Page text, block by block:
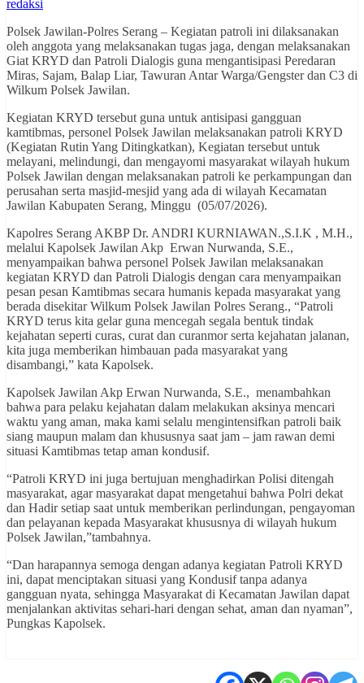
redaksi
Polsek Jawilan-Polres Serang – Kegiatan patroli ini dilaksanakan
oleh anggota yang melaksanakan tugas jaga, dengan melaksanakan
Giat KRYD dan Patroli Dialogis guna mengantisipasi Peredaran
Miras, Sajam, Balap Liar, Tawuran Antar Warga/Gengster dan C3 di
Wilkum Polsek Jawilan.
Kegiatan KRYD tersebut guna untuk antisipasi gangguan
kamtibmas, personel Polsek Jawilan melaksanakan patroli KRYD
(Kegiatan Rutin Yang Ditingkatkan), Kegiatan tersebut untuk
melayani, melindungi, dan mengayomi masyarakat wilayah hukum
Polsek Jawilan dengan melaksanakan patroli ke perkampungan dan
perusahan serta masjid-mesjid yang ada di wilayah Kecamatan
Jawilan Kabupaten Serang, Minggu (05/07/2026).
Kapolres Serang AKBP Dr. ANDRI KURNIAWAN.,S.I.K , M.H.,
melalui Kapolsek Jawilan Akp Erwan Nurwanda, S.E.,
menyampaikan bahwa personel Polsek Jawilan melaksanakan
kegiatan KRYD dan Patroli Dialogis dengan cara menyampaikan
pesan pesan Kamtibmas secara humanis kepada masyarakat yang
berada disekitar Wilkum Polsek Jawilan Polres Serang., “Patroli
KRYD terus kita gelar guna mencegah segala bentuk tindak
kejahatan seperti curas, curat dan curanmor serta kejahatan jalanan,
kita juga memberikan himbauan pada masyarakat yang
disambangi,” kata Kapolsek.
Kapolsek Jawilan Akp Erwan Nurwanda, S.E., menambahkan
bahwa para pelaku kejahatan dalam melakukan aksinya mencari
waktu yang aman, maka kami selalu mengintensifkan patroli baik
siang maupun malam dan khususnya saat jam – jam rawan demi
situasi Kamtibmas tetap aman kondusif.
“Patroli KRYD ini juga bertujuan menghadirkan Polisi ditengah
masyarakat, agar masyarakat dapat mengetahui bahwa Polri dekat
dan Hadir setiap saat untuk memberikan perlindungan, pengayoman
dan pelayanan kepada Masyarakat khususnya di wilayah hukum
Polsek Jawilan,”tambahnya.
“Dan harapannya semoga dengan adanya kegiatan Patroli KRYD
ini, dapat menciptakan situasi yang Kondusif tanpa adanya
gangguan nyata, sehingga Masyarakat di Kecamatan Jawilan dapat
menjalankan aktivitas sehari-hari dengan sehat, aman dan nyaman”,
Pungkas Kapolsek.